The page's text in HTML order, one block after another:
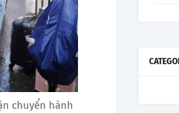
chuyển hành